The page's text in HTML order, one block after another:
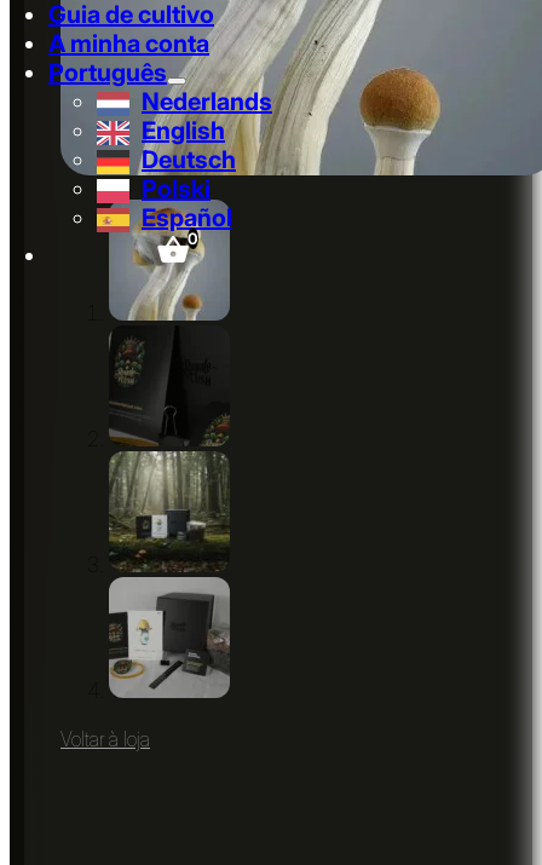
Guia de cultivo
A minha conta
Português
Nederlands
English
Deutsch
Polski
Español
0
Voltar à loja